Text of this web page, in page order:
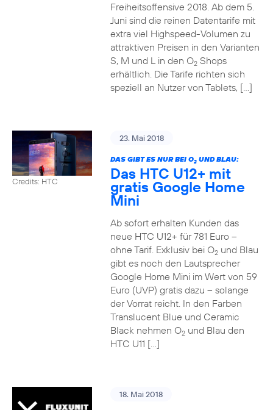
Freiheitsoffensive 2018. Ab dem 5.
Juni sind die reinen Datentarife mit
extra viel Highspeed-Volumen zu
attraktiven Preisen in den Varianten
S, M und L in den O2Shops
erhältlich. Die Tarife richten sich
speziell an Nutzer von Tablets, […]
Credits: HTC
23. Mai 2018
DAS GIBT ES NUR BEI O2UND BLAU:
Das HTC U12+ mit
gratis Google Home
Mini
Ab sofort erhalten Kunden das
neue HTC U12+ für 781 Euro –
ohne Tarif. Exklusiv bei O2und Blau
gibt es noch den Lautsprecher
Google Home Mini im Wert von 59
Euro (UVP) gratis dazu – solange
der Vorrat reicht. In den Farben
Translucent Blue und Ceramic
Black nehmen O2und Blau den
HTC U11 […]
18. Mai 2018